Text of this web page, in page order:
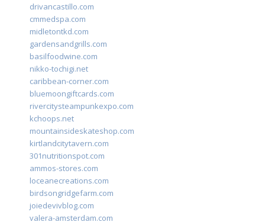
drivancastillo.com
cmmedspa.com
midletontkd.com
gardensandgrills.com
basilfoodwine.com
nikko-tochigi.net
caribbean-corner.com
bluemoongiftcards.com
rivercitysteampunkexpo.com
kchoops.net
mountainsideskateshop.com
kirtlandcitytavern.com
301nutritionspot.com
ammos-stores.com
loceanecreations.com
birdsongridgefarm.com
joiedevivblog.com
valera-amsterdam.com